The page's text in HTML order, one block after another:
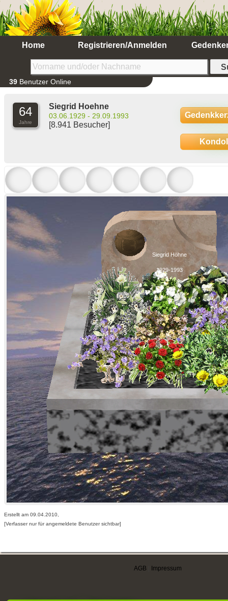
Home Registrieren/Anmelden
39 Benutzer Online
64
Jahre
Siegrid Hoehne
03.06.1929 - 29.09.1993
[8.941 Besucher]
Siegrid Höhne
1929-1993
Erstellt am 09.04.2010,
[Verfasser nur für angemeldete Benutzer sichtbar]
AGB Impressum